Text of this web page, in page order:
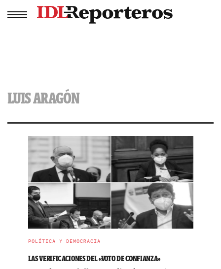
LUIS ARAGÓN
POLÍTICA Y DEMOCRACIA
LAS VERIFICACIONES DEL «VOTO DE CONFIANZA»